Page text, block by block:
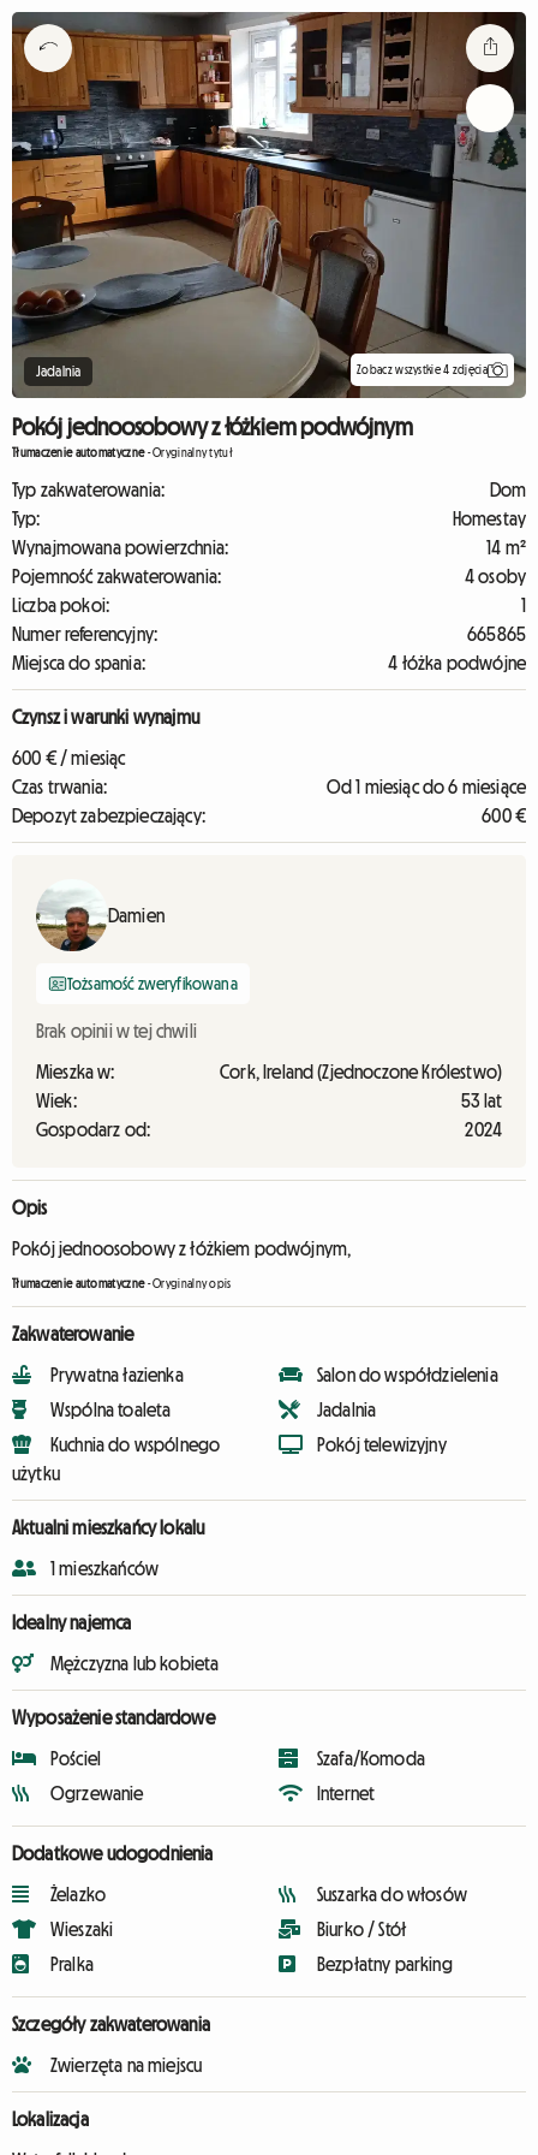
Jadalnia Zobacz wszystkie 4 zdjęcia
Pokój jednoosobowy z łóżkiem podwójnym
Tłumaczenie automatyczne-Oryginalny tytuł
Typ zakwaterowania:
Dom
Typ:
Homestay
Wynajmowana powierzchnia:
14 m²
Pojemność zakwaterowania:
4 osoby
Liczba pokoi:
1
Numer referencyjny:
665865
Miejsca do spania:
4 łóżka podwójne
Czynsz i warunki wynajmu
600 € / miesiąc
Czas trwania:
Od 1 miesiąc do 6 miesiące
Depozyt zabezpieczający:
600 €
Damien
Tożsamość zweryfikowana
Brak opinii w tej chwili
Mieszka w:
Cork, Ireland (Zjednoczone Królestwo)
Wiek:
53 lat
Gospodarz od:
2024
Opis
Pokój jednoosobowy z łóżkiem podwójnym,
Tłumaczenie automatyczne-Oryginalny opis
Zakwaterowanie
Prywatna łazienka
Wspólna toaleta
Kuchnia do wspólnego
użytku
Salon do współdzielenia
Jadalnia
Pokój telewizyjny
Aktualni mieszkańcy lokalu
1 mieszkańców
Idealny najemca
Mężczyzna lub kobieta
Wyposażenie standardowe
Pościel
Ogrzewanie
Szafa/Komoda
Internet
Dodatkowe udogodnienia
Żelazko
Wieszaki
Pralka
Suszarka do włosów
Biurko / Stół
Bezpłatny parking
Szczegóły zakwaterowania
Zwierzęta na miejscu
Lokalizacja